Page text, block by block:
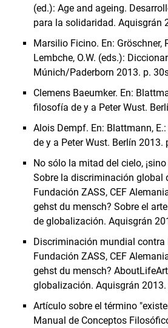
(ed.): Age and ageing.
para la solidaridad. Aquisgrán
Marsilio Ficino. En: Gröschner,
Lembche, O.W. (eds.):
Múnich/Paderborn 2013. p.
Clemens Baeumker. En:
filosofía de y a Peter Wust.
Alois Dempf. En: Blattmann,
de y a Peter Wust. Berlín 2013.
No sólo la mitad del cielo,
Sobre la discriminación global
Fundación ZASS, CEF
gehst du mensch? Sobre el
de globalización. Aquisgrán
Discriminación mundial contra
Fundación ZASS, CEF
gehst du mensch?
globalización. Aquisgrán 2013.
Artículo sobre el término
Manual de Conceptos